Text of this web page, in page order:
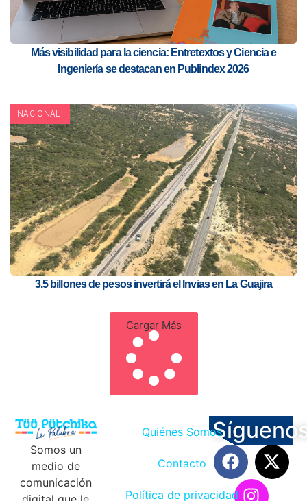
Más visibilidad para la ciencia: Entretextos y Ciencia e
Ingeniería se destacan en Publindex 2026
NACIONAL
3.5 billones de pesos invertirá el Invias en La Guajira
Cargar Más
Somos un
medio de
comunicación
Quiénes Somos
Contacto
Política de privacidad